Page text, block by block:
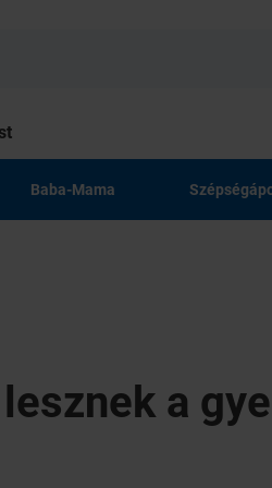
Baba-Mama
a